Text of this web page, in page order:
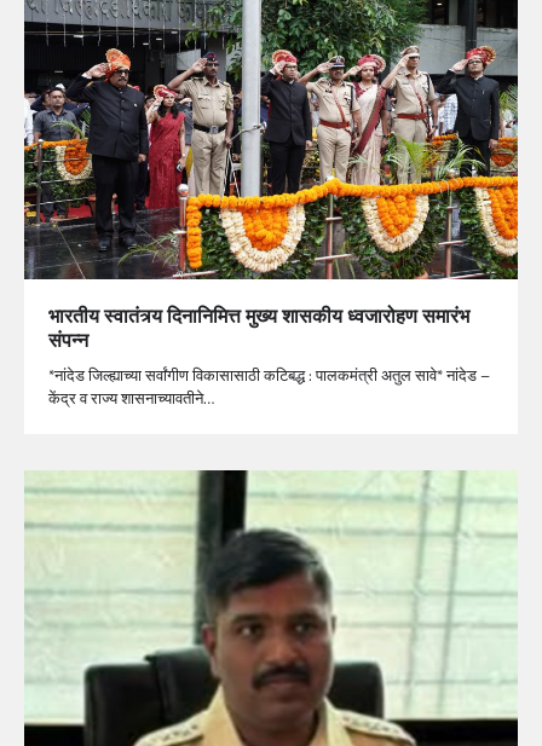
भारतीय स्वातंत्र्य दिनानिमित्त मुख्य शासकीय ध्वजारोहण समारंभ
संपन्न
*नांदेड जिल्ह्याच्या सर्वांगीण विकासासाठी कटिबद्ध : पालकमंत्री अतुल सावे* नांदेड –
केंद्र व राज्य शासनाच्यावतीने…